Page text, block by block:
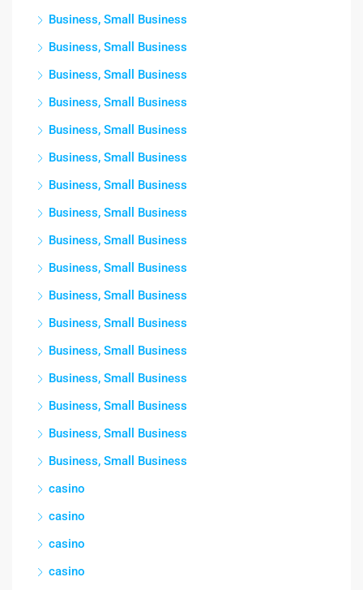
Business, Small Business
Business, Small Business
Business, Small Business
Business, Small Business
Business, Small Business
Business, Small Business
Business, Small Business
Business, Small Business
Business, Small Business
Business, Small Business
Business, Small Business
Business, Small Business
Business, Small Business
Business, Small Business
Business, Small Business
Business, Small Business
Business, Small Business
casino
casino
casino
casino